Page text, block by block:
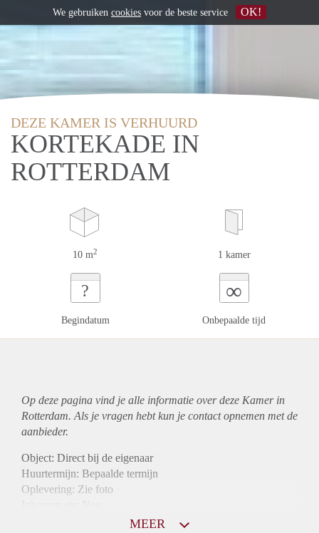
DEZE KAMER IS VERHUURD
KORTEKADE IN
ROTTERDAM
10 m2 1 kamer
?
Begindatum
∞
Onbepaalde tijd
Op deze pagina vind je alle informatie over deze Kamer in
Rotterdam. Als je vragen hebt kun je contact opnemen met de
aanbieder.
Object: Direct bij de eigenaar
Huurtermijn: Bepaalde termijn
Oplevering: Zie foto
MEER
We gebruiken cookies voor de beste service OK!